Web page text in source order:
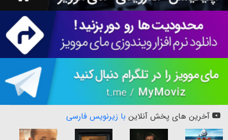
آخرین های پخش آنلاین با زیرنویس فارسی